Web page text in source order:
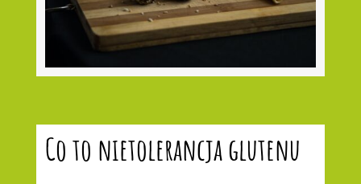
Co to nietolerancja glutenu